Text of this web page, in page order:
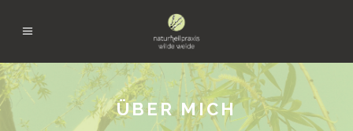
ÜBER MICH